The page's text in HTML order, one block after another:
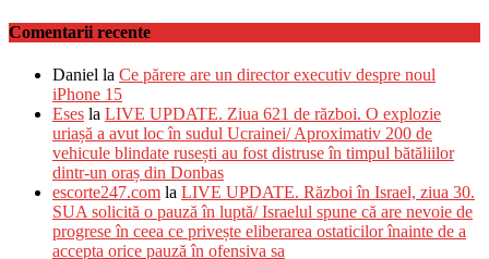
Comentarii recente
Daniel la Ce părere are un director executiv despre noul
iPhone 15
Eses la LIVE UPDATE. Ziua 621 de război. O explozie
uriașă a avut loc în sudul Ucrainei/ Aproximativ 200 de
vehicule blindate rusești au fost distruse în timpul bătăliilor
dintr-un oraș din Donbas
escorte247.com la LIVE UPDATE. Război în Israel, ziua 30.
SUA solicită o pauză în luptă/ Israelul spune că are nevoie de
progrese în ceea ce privește eliberarea ostaticilor înainte de a
accepta orice pauză în ofensiva sa